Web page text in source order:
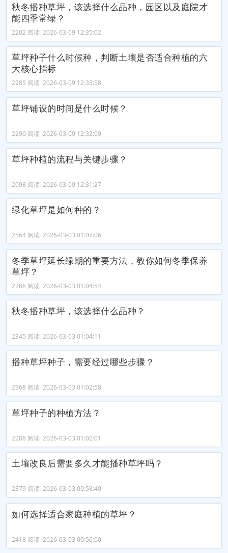
秋冬播种草坪，该选择什么品种，园区以及庭院才
能四季常绿？
2202 阅读 2026-03-09 12:35:02
草坪种子什么时候种，判断土壤是否适合种植的六
大核心指标
2285 阅读 2026-03-09 12:33:58
草坪铺设的时间是什么时候？
2290 阅读 2026-03-09 12:32:09
草坪种植的流程与关键步骤？
2098 阅读 2026-03-09 12:31:27
绿化草坪是如何种的？
2564 阅读 2026-03-03 01:07:06
冬季草坪延长绿期的重要方法，教你如何冬季保养
草坪？
2286 阅读 2026-03-03 01:04:54
秋冬播种草坪，该选择什么品种？
2345 阅读 2026-03-03 01:04:11
播种草坪种子，需要经过哪些步骤？
2368 阅读 2026-03-03 01:02:58
草坪种子的种植方法？
2288 阅读 2026-03-03 01:02:01
土壤改良后需要多久才能播种草坪吗？
2379 阅读 2026-03-03 00:58:40
如何选择适合家庭种植的草坪？
2418 阅读 2026-03-03 00:56:00